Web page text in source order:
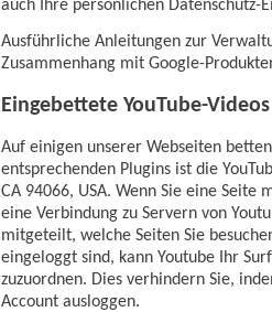
auch Ihre persönlichen Datenschutz-
Ausführliche Anleitungen zur
Zusammenhang mit Google-
Eingebettete YouTube-Videos
Auf einigen unserer Webseiten
entsprechenden Plugins ist die
CA 94066, USA. Wenn Sie eine Seite
eine Verbindung zu Servern von
mitgeteilt, welche Seiten Sie
eingeloggt sind, kann Youtube Ihr
zuzuordnen. Dies verhindern Sie,
Account ausloggen.